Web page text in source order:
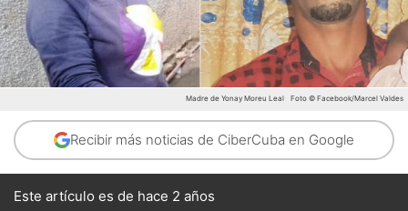
Madre de Yonay Moreu Leal Foto © Facebook/Marcel Valdes
Recibir más noticias de CiberCuba en Google
Este artículo es de hace 2 años